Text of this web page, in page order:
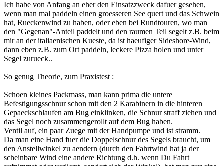
Ich habe von Anfang an eher den Einsatzzweck dafuer gesehen,
wenn man mal paddeln einen groesseren See quert und das Schwein
hat, Rueckenwind zu haben, oder eben bei Rundtouren, wo man
den "Gegenan"-Anteil paddelt und den raumen Teil segelt z.B. beim
mir an der italiaenischen Kueste, da ist haeufiger Sideshore-Wind,
dann eben z.B. zum Ort paddeln, leckere Pizza holen und unter
Segel zurueck..
So genug Theorie, zum Praxistest :
Schoen kleines Packmass, man kann prima die untere
Befestigungsschnur schon mit den 2 Karabinern in die hinteren
Gepaeckschlaufen am Bug einklinken, die Schnur straff ziehen und
das Segel noch zusammengerollt auf dem Bug haben.
Ventil auf, ein paar Zuege mit der Handpumpe und ist stramm.
Da man eine Hand fuer die Doppelschnur des Segels braucht, um
den Anstellwinkel zu aendern (durch den Fahrtwind hat ja der
scheinbare Wind eine andere Richtung d.h. wenn Du Fahrt